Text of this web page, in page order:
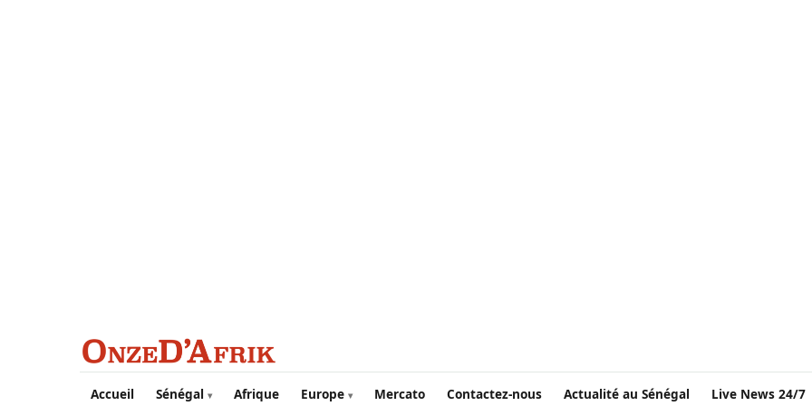
Aller au contenu principal
Accueil Sénégal Afrique Europe Mercato Contactez-nous Actualité au Sénégal Live News 24/7